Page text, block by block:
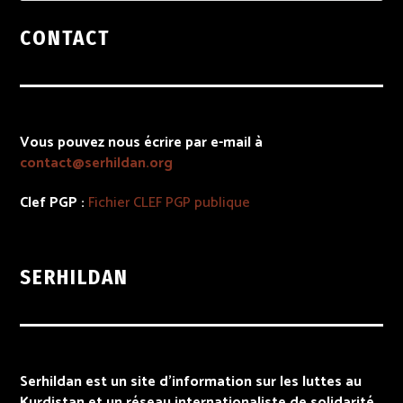
CONTACT
Vous pouvez nous écrire par e-mail à
contact@serhildan.org
Clef PGP : FichierCLEF PGP publique
SERHILDAN
Serhildan est un site d’information sur les luttes au